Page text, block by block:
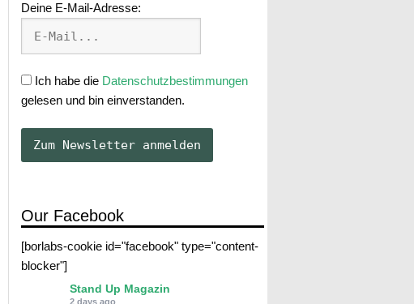
Deine E-Mail-Adresse:
Ich habe die Datenschutzbestimmungen
gelesen und bin einverstanden.
Our Facebook
[borlabs-cookie id="facebook" type="content-
blocker"]
Stand Up Magazin
2 days ago